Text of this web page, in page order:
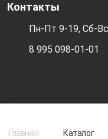
Главная Каталог
Контакты
Пн-Пт 9-19, Сб-
8 995 098-01-01
Главная Каталог